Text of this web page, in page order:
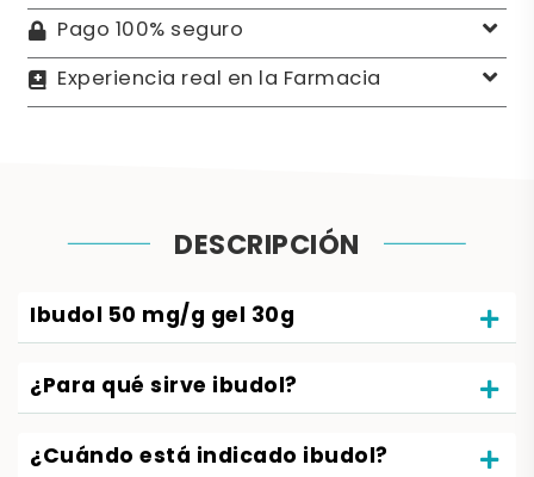
Pago 100% seguro
Experiencia real en la Farmacia
DESCRIPCIÓN
Ibudol 50 mg/g gel 30g
¿Para qué sirve ibudol?
¿Cuándo está indicado ibudol?